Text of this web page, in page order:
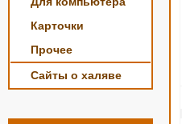
Карточки
Прочее
Сайты о халяве